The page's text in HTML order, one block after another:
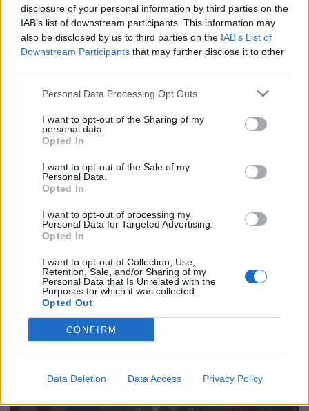
disclosure of your personal information by third parties on the
IAB’s list of downstream participants. This information may
also be disclosed by us to third parties on the IAB’s List of
Downstream Participants that may further disclose it to other
Personal Data Processing Opt Outs
I want to opt-out of the Sharing of my
personal data.
Opted In
I want to opt-out of the Sale of my
Personal Data.
Opted In
I want to opt-out of processing my
Personal Data for Targeted Advertising.
Opted In
I want to opt-out of Collection, Use,
Retention, Sale, and/or Sharing of my
Personal Data that Is Unrelated with the
Purposes for which it was collected.
Opted Out
CONFIRM
Data Deletion Data Access Privacy Policy